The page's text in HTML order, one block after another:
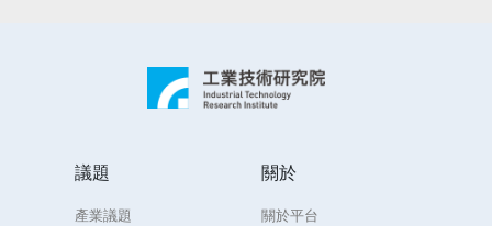
議題
產業議題
關於
關於平台